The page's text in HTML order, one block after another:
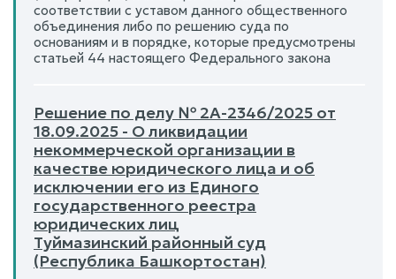
соответствии с уставом данного общественного
объединения либо по решению суда по
основаниям и в порядке, которые предусмотрены
статьей 44 настоящего Федерального закона
Решение по делу № 2А-2346/2025 от
18.09.2025 - О ликвидации
некоммерческой организации в
качестве юридического лица и об
исключении его из Единого
государственного реестра
юридических лиц
Туймазинский районный суд
(Республика Башкортостан)